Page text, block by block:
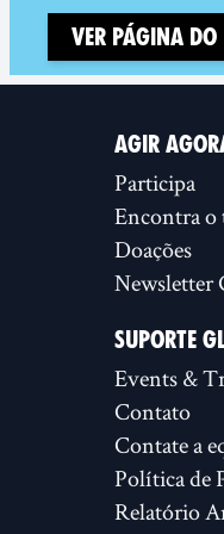
Ver página do
AGIR
Participa
Encontra o
Doações
Newsletter
SUPORTE
Events &
Contato
Contate a
Política de
Relatório